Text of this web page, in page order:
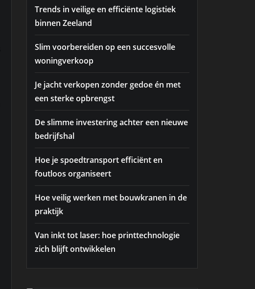
Trends in veilige en efficiënte logistiek
binnen Zeeland
Slim voorbereiden op een succesvolle
woningverkoop
Je jacht verkopen zonder gedoe én met
een sterke opbrengst
De slimme investering achter een nieuwe
bedrijfshal
Hoe je spoedtransport efficiënt en
foutloos organiseert
Hoe veilig werken met bouwkranen in de
praktijk
Van inkt tot laser: hoe printtechnologie
zich blijft ontwikkelen